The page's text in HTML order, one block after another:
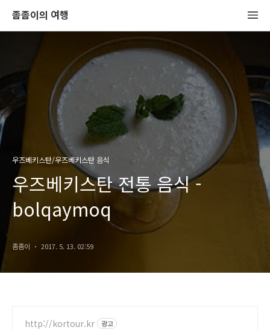
좀좀이의 여행
우즈베키스탄/우즈베키스탄 음식
우즈베키스탄 전통 음식 -
bolqaymoq
좀좀이 2017. 5. 13. 02:59
http://kortour.kr 광고